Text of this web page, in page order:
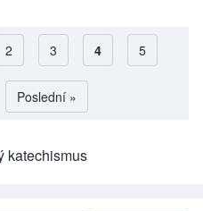
Pagination
Page
2 Page
3 Aktuální stránka
4 Page
5
stránka
Poslední stránka
Poslední »
katechismus